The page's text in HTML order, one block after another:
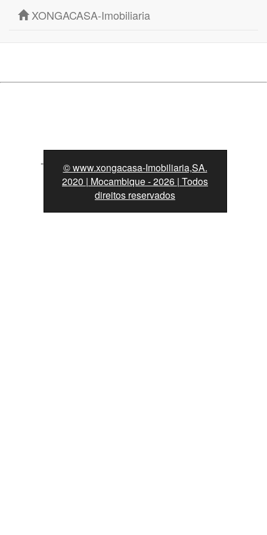
XONGACASA-Imobiliaria
-
© www.xongacasa-Imobiliaria,SA.
2020 | Mocambique - 2026 | Todos
direitos reservados